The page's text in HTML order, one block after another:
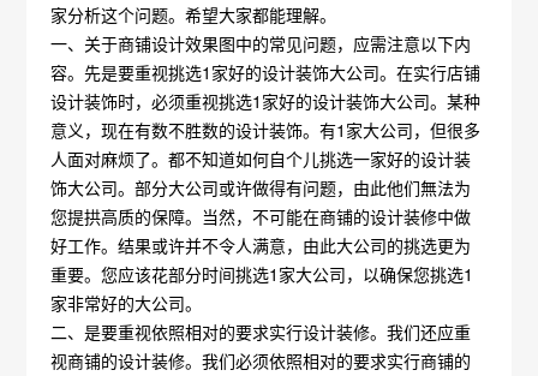
家分析这个问题。希望大家都能理解。
一、关于商铺设计效果图中的常见问题，应需注意以下内
容。先是要重视挑选1家好的设计装饰大公司。在实行店铺
设计装饰时，必须重视挑选1家好的设计装饰大公司。某种
意义，现在有数不胜数的设计装饰。有1家大公司，但很多
人面对麻烦了。都不知道如何自个儿挑选一家好的设计装
饰大公司。部分大公司或许做得有问题，由此他们無法为
您提拱高质的保障。当然，不可能在商铺的设计装修中做
好工作。结果或许并不令人满意，由此大公司的挑选更为
重要。您应该花部分时间挑选1家大公司，以确保您挑选1
家非常好的大公司。
二、是要重视依照相对的要求实行设计装修。我们还应重
视商铺的设计装修。我们必须依照相对的要求实行商铺的